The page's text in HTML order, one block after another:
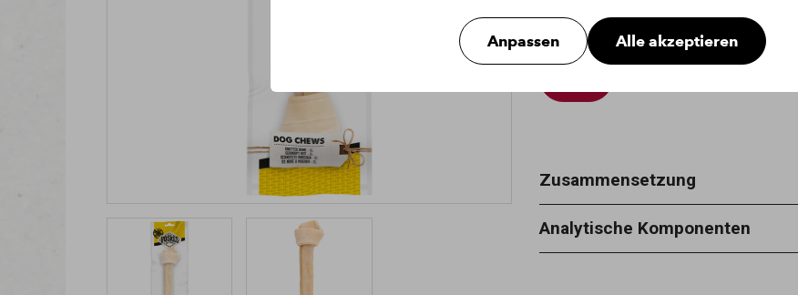
Anpassen Alle akzeptieren
Erhältlich in
Zusammensetzung
100% Rinderhaut
Analytische Komponenten